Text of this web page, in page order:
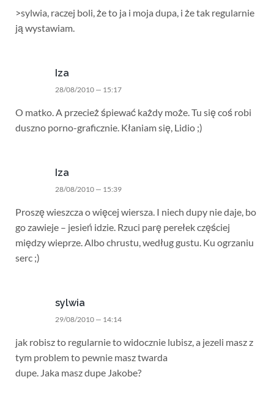
>sylwia, raczej boli, że to ja i moja dupa, i że tak regularnie
ją wystawiam.
Iza
28/08/2010 — 15:17
O matko. A przecież śpiewać każdy może. Tu się coś robi
duszno porno-graficznie. Kłaniam się, Lidio ;)
Iza
28/08/2010 — 15:39
Proszę wieszcza o więcej wiersza. I niech dupy nie daje, bo
go zawieje – jesień idzie. Rzuci parę perełek częściej
między wieprze. Albo chrustu, według gustu. Ku ogrzaniu
serc ;)
sylwia
29/08/2010 — 14:14
jak robisz to regularnie to widocznie lubisz, a jezeli masz z
tym problem to pewnie masz twarda
dupe. Jaka masz dupe Jakobe?